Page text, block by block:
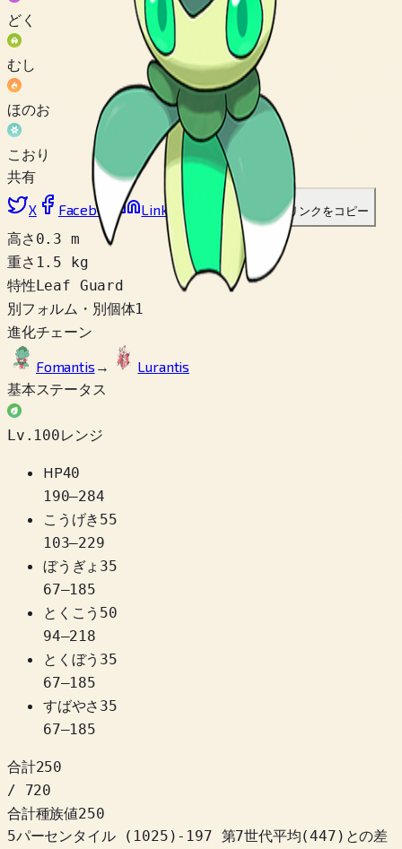
どく
むし
ほのお
こおり
共有
X
Facebook LinkedIn Reddit リンクをコピー
高さ 0.3 m
重さ 1.5 kg
特性Leaf Guard
別フォルム・別個体1
進化チェーン
Fomantis →
Lurantis
基本ステータス
Lv.100レンジ
HP40
190–284
こうげき 55
103–229
ぼうぎょ 35
67–185
とくこう 50
94–218
とくぼう 35
67–185
すばやさ 35
67–185
合計250
/ 720
合計種族値250
5パーセンタイル
( 1025 ) -197 第7世代平均(447)との差